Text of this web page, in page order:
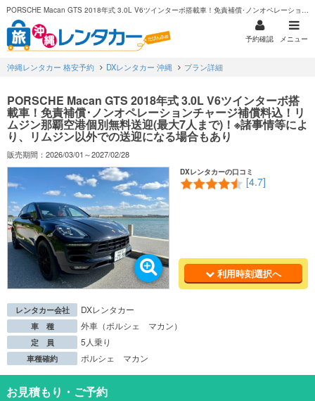
PORSCHE Macan GTS 2018年式 3.0L V6ツインターボ搭載車！免責補償･ノンオペレーションチャージ補償料込！リムジン那覇空港個別無料送迎(最大7人まで)！※諸事情等により、リムジン以外での送迎になる場合もあり
予約確認 メニュー
沖縄レンタカー 格安予約 DXレンタカー 沖縄 プラン詳細
PORSCHE Macan GTS 2018年式 3.0L V6ツインターボ搭
載車！免責補償･ノンオペレーションチャージ補償料込！リ
ムジン那覇空港個別無料送迎(最大7人まで)！※諸事情等によ
り、リムジン以外での送迎になる場合もあり
販売期間：2026/03/01～2027/02/28
DXレンタカーの口コミ
[4.7]
利用時刻選択へ
レンタカー会社 DXレンタカー
車 種 外車（ポルシェ マカン）
定 員 5人乗り
車種確約 ポルシェ マカン
お見積もり・ご予約